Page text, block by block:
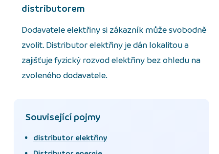
distributorem
Dodavatele elektřiny si zákazník může svobodně
zvolit. Distributor elektřiny je dán lokalitou a
zajišťuje fyzický rozvod elektřiny bez ohledu na
zvoleného dodavatele.
Související pojmy
distributor elektřiny